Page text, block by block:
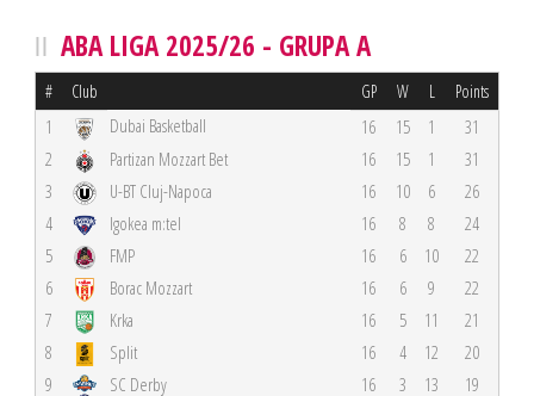
ABA LIGA 2025/26 - GRUPA A
# Club GP W L Points
1 Dubai Basketball 16 15 1
31
2
Partizan Mozzart Bet 16 15 1
31
3
U-BT Cluj-Napoca 16 10 6
26
4
Igokea m:tel 16 8 8
24
5
FMP 16 6 10
22
6
Borac Mozzart 16 6 9
22
7
Krka 16 5 11
21
8
Split 16 4 12
20
9
SC Derby 16 3 13 19